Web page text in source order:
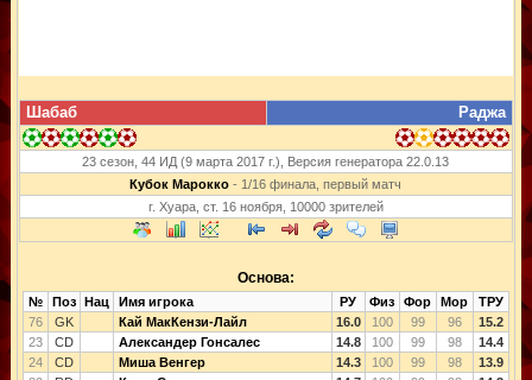
Шабаб Раджа
23 сезон, 44 ИД (9 марта 2017 г.), Версия генератора 22.0.13
Кубок Марокко - 1/16 финала, первый матч
г. Хуара, ст. 16 ноября, 10000 зрителей
Основа:
№ Поз Нац Имя игрока РУ Физ Фор Мор
ТРУ
76
GK Кай МакКензи-Лайл 16.0 100 99 96
15.2
23
CD Александер Гонсалес 14.8 100 99 98
14.4
24
CD Миша Венгер 14.3 100 99 98
13.9